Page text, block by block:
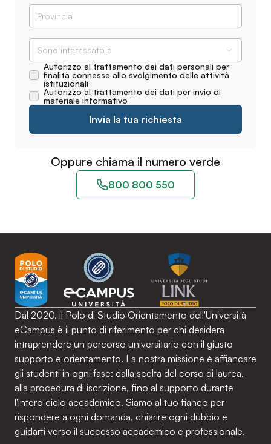
Sono interessato a
Autorizzo al trattamento dei dati personali per
finalità connesse allo svolgimento delle attività
istituzionali
Autorizzo al trattamento dei dati per invio di
materiale informativo
Invia la tua richiesta
Oppure chiama il numero verde
800 800 550
Dal 2020, il Polo di Studio Orientamento dell'Università
eCampus è il punto di riferimento per chi desidera
intraprendere un percorso universitario con il giusto
supporto e orientamento. La nostra missione è affiancare
gli studenti in ogni fase: dalla scelta del corso di laurea,
alla procedura di iscrizione, fino al supporto durante
l'intero ciclo accademico. Siamo al tuo fianco per
rispondere a ogni domanda, chiarire ogni dubbio e
guidarti verso il successo accademico e professionale.